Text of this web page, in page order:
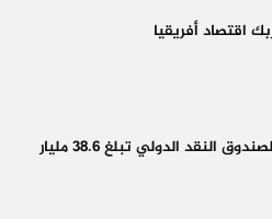
اقتصاد أفريقيا
ديون إفريقيا لصندوق النقد الدولي تبلغ 38.6 مليار